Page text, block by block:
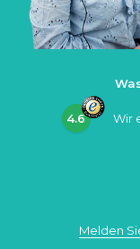
4.6 Wir
Melden